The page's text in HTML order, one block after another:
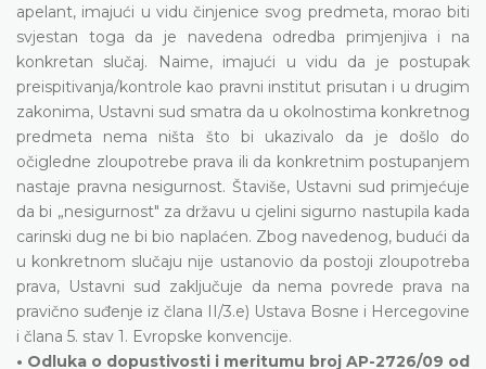
apelant, imajući u vidu činjenice svog predmeta, morao biti
svjestan toga da je navedena odredba primjenjiva i na
konkretan slučaj. Naime, imajući u vidu da je postupak
preispitivanja/kontrole kao pravni institut prisutan i u drugim
zakonima, Ustavni sud smatra da u okolnostima konkretnog
predmeta nema ništa što bi ukazivalo da je došlo do
očigledne zloupotrebe prava ili da konkretnim postupanjem
nastaje pravna nesigurnost. Štaviše, Ustavni sud primjećuje
da bi „nesigurnost" za državu u cjelini sigurno nastupila kada
carinski dug ne bi bio naplaćen. Zbog navedenog, budući da
u konkretnom slučaju nije ustanovio da postoji zloupotreba
prava, Ustavni sud zaključuje da nema povrede prava na
pravično suđenje iz člana II/3.e) Ustava Bosne i Hercegovine
i člana 5. stav 1. Evropske konvencije.
• Odluka o dopustivosti i meritumu broj AP-2726/09 od